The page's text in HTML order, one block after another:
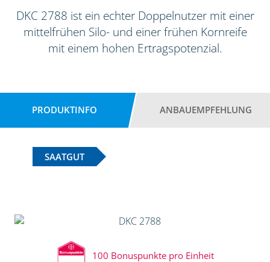
DKC 2788 ist ein echter Doppelnutzer mit einer
mittelfrühen Silo- und einer frühen Kornreife
mit einem hohen Ertragspotenzial.
PRODUKTINFO ANBAUEMPFEHLUNG
SAATGUT
100 Bonuspunkte pro Einheit